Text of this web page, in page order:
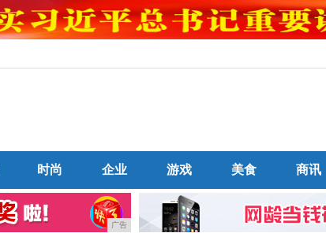
时尚 企业 游戏 美食 商讯
广告